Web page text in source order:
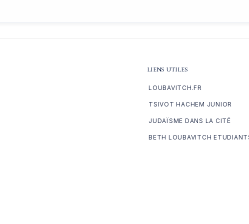
LIENS UTILES
LOUBAVITCH.FR
TSIVOT HACHEM JUNIOR
JUDAÏSME DANS LA CITÉ
BETH LOUBAVITCH